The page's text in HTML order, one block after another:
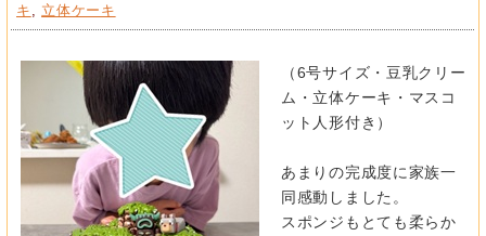
キ
立体ケーキ
（6号サイズ・豆乳クリー
ム・立体ケーキ・マスコ
ット人形付き）
あまりの完成度に家族一
同感動しました。
スポンジもとても柔らか